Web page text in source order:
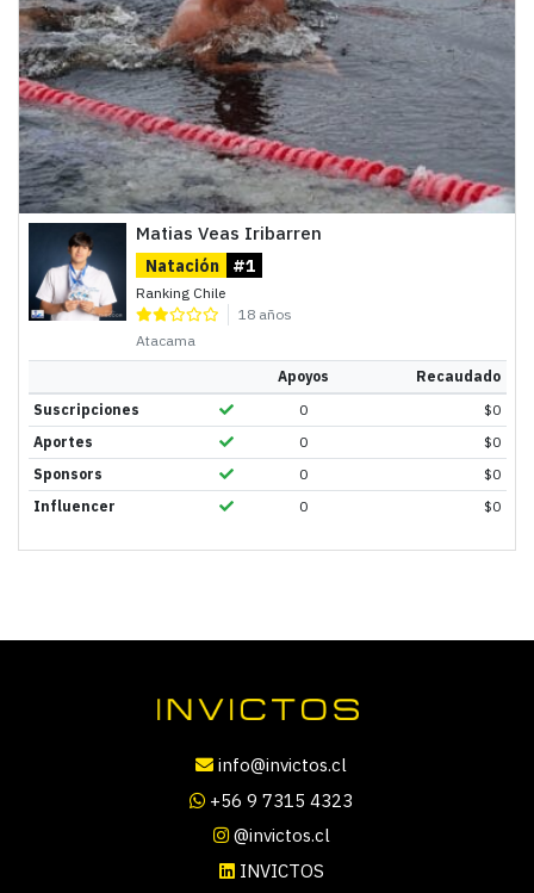
Matias Veas Iribarren
Natación #1
Ranking Chile
18 años
Atacama
Apoyos
Recaudado
Suscripciones
0 $0
Aportes
0 $0
Sponsors
0 $0
Influencer
0 $0
info@invictos.cl
+56 9 7315 4323
@invictos.cl
INVICTOS